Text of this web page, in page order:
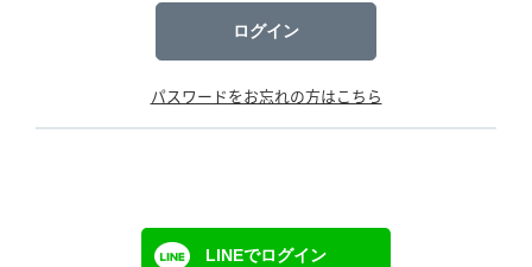
ログイン
パスワードをお忘れの方はこちら
LINEでログイン